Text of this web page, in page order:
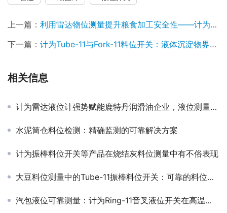
上一篇： 利用雷达物位测量提升粮食加工安全性——计为雷达物位计在粮仓与筒仓中的应用案例
下一篇： 计为Tube-11与Fork-11料位开关：液体沉淀物界面测量解决方案
相关信息
计为雷达液位计强势赋能鹿特丹润滑油企业，液位测量再无盲区！
水泥筒仓料位检测：精确监测的可靠解决方案
计为振棒料位开关等产品在烧结灰料位测量中有不俗表现
大豆料位测量中的Tube-11振棒料位开关：可靠的料位监测解决方案
汽包液位可靠测量：计为Ring-11音叉液位开关在高温高压蒸汽环境下的应用实战